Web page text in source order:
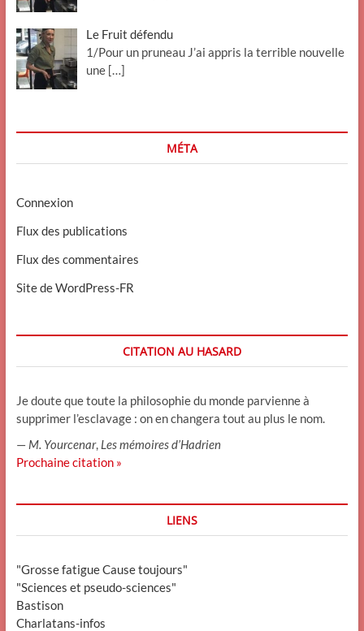
Le Fruit défendu
1/Pour un pruneau J’ai appris la terrible nouvelle
une […]
MÉTA
Connexion
Flux des publications
Flux des commentaires
Site de WordPress-FR
CITATION AU HASARD
Je doute que toute la philosophie du monde parvienne à
supprimer l’esclavage : on en changera tout au plus le nom.
— M. Yourcenar, Les mémoires d’Hadrien
Prochaine citation »
LIENS
"Grosse fatigue Cause toujours"
"Sciences et pseudo-sciences"
Bastison
Charlatans-infos